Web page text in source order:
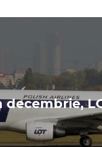
decembrie,